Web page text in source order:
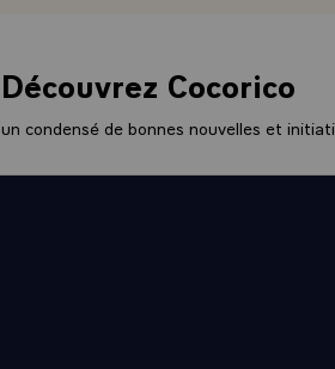
Découvrez Cocorico
un condensé de bonnes nouvelles et